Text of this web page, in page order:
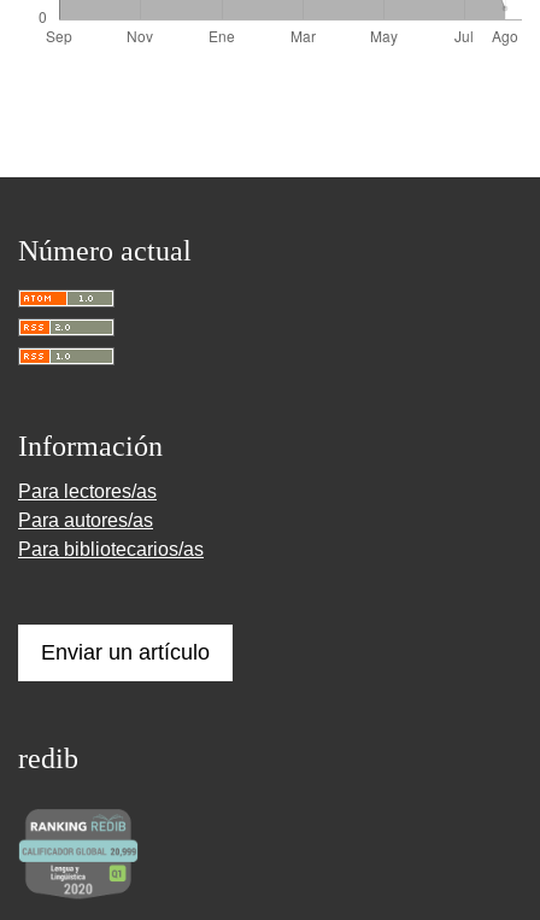
Número actual
Información
Para lectores/as
Para autores/as
Para bibliotecarios/as
Enviar un artículo
redib